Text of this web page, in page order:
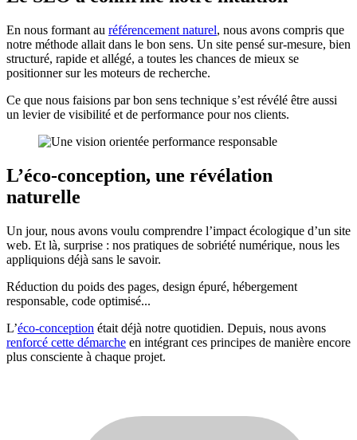
En nous formant au référencement naturel, nous avons compris que
notre méthode allait dans le bon sens. Un site pensé sur-mesure, bien
structuré, rapide et allégé, a toutes les chances de mieux se
positionner sur les moteurs de recherche.
Ce que nous faisions par bon sens technique s’est révélé être aussi
un levier de visibilité et de performance pour nos clients.
L’éco-conception, une révélation
naturelle
Un jour, nous avons voulu comprendre l’impact écologique d’un site
web. Et là, surprise : nos pratiques de sobriété numérique, nous les
appliquions déjà sans le savoir.
Réduction du poids des pages, design épuré, hébergement
responsable, code optimisé...
L’éco-conception était déjà notre quotidien. Depuis, nous avons
renforcé cette démarche en intégrant ces principes de manière encore
plus consciente à chaque projet.